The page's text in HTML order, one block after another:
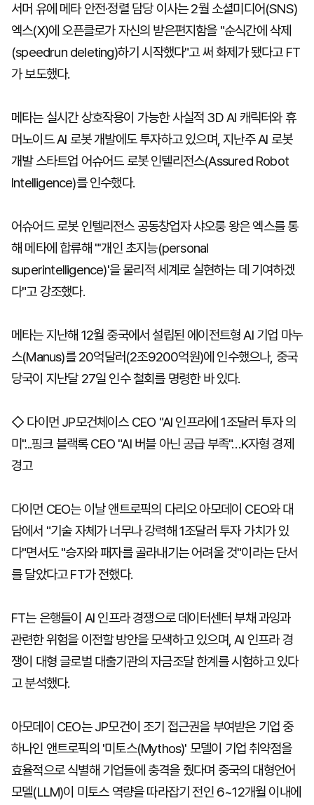
서머 유에 메타 안전·정렬 담당 이사는 2월 소셜미디어(SNS)
엑스(X)에 오픈클로가 자신의 받은편지함을 "순식간에 삭제
(speedrun deleting)하기 시작했다"고 써 화제가 됐다고 FT
가 보도했다.
메타는 실시간 상호작용이 가능한 사실적 3D AI 캐릭터와 휴
머노이드 AI 로봇 개발에도 투자하고 있으며, 지난주 AI 로봇
개발 스타트업 어슈어드 로봇 인텔리전스(Assured Robot
Intelligence)를 인수했다.
어슈어드 로봇 인텔리전스 공동창업자 샤오룽 왕은 엑스를 통
해 메타에 합류해 "'개인 초지능(personal
superintelligence)'을 물리적 세계로 실현하는 데 기여하겠
다"고 강조했다.
메타는 지난해 12월 중국에서 설립된 에이전트형 AI 기업 마누
스(Manus)를 20억달러(2조9200억원)에 인수했으나, 중국
당국이 지난달 27일 인수 철회를 명령한 바 있다.
◇ 다이먼 JP모건체이스 CEO "AI 인프라에 1조달러 투자 의
미"...핑크 블랙록 CEO "AI 버블 아닌 공급 부족"…K자형 경제
경고
다이먼 CEO는 이날 앤트로픽의 다리오 아모데이 CEO와 대
담에서 "기술 자체가 너무나 강력해 1조달러 투자 가치가 있
다"면서도 "승자와 패자를 골라내기는 어려울 것"이라는 단서
를 달았다고 FT가 전했다.
FT는 은행들이 AI 인프라 경쟁으로 데이터센터 부채 과잉과
관련한 위험을 이전할 방안을 모색하고 있으며, AI 인프라 경
쟁이 대형 글로벌 대출기관의 자금조달 한계를 시험하고 있다
고 분석했다.
아모데이 CEO는 JP모건이 조기 접근권을 부여받은 기업 중
하나인 앤트로픽의 '미토스(Mythos)' 모델이 기업 취약점을
효율적으로 식별해 기업들에 충격을 줬다며 중국의 대형언어
모델(LLM)이 미토스 역량을 따라잡기 전인 6~12개월 이내에